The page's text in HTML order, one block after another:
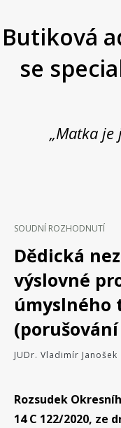
obsah
Butiková
se
„Matka je
SOUDNÍ ROZHODNUTÍ
Dědická
výslovné
úmyslného
JUDr. Vladimír Janošek
Rozsudek
14 C 122/2020, ze